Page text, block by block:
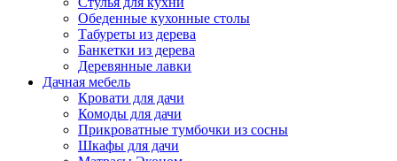
Обеденные кухонные столы
Табуреты из дерева
Банкетки из дерева
Деревянные лавки
Дачная мебель
Кровати для дачи
Комоды для дачи
Прикроватные тумбочки из сосны
Шкафы для дачи